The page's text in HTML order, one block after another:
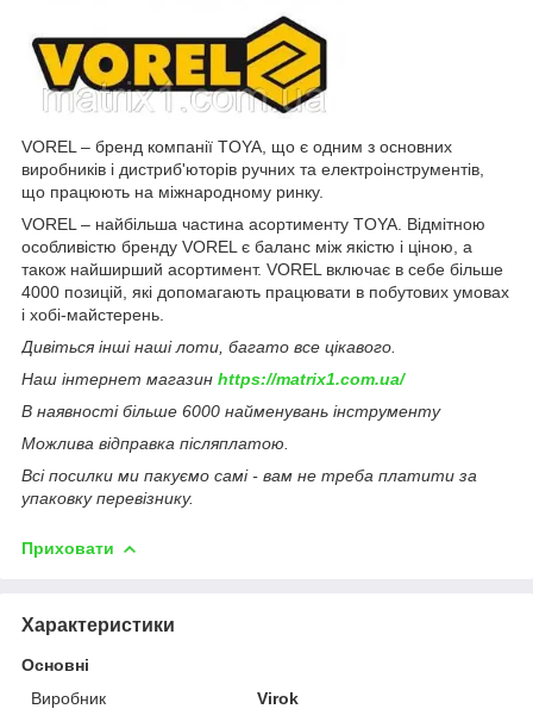
VOREL – бренд компанії TOYA, що є одним з основних
виробників і дистриб'юторів ручних та електроінструментів,
що працюють на міжнародному ринку.
VOREL – найбільша частина асортименту TOYA. Відмітною
особливістю бренду VOREL є баланс між якістю і ціною, а
також найширший асортимент. VOREL включає в себе більше
4000 позицій, які допомагають працювати в побутових умовах
і хобі-майстерень.
Дивіться інші наші лоти, багато все цікавого.
Наш інтернет магазин https://matrix1.com.ua/
В наявності більше 6000 найменувань інструменту
Можлива відправка післяплатою.
Всі посилки ми пакуємо самі - вам не треба платити за
упаковку перевізнику.
Приховати
Характеристики
Основні
Виробник
Virok